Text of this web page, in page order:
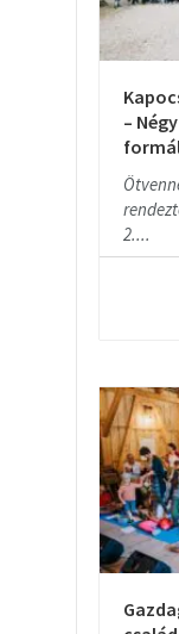
–
2....